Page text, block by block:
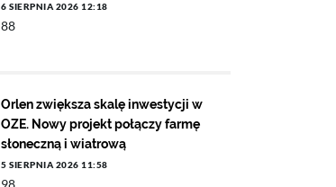
6 SIERPNIA 2026 12:18
88
Orlen zwiększa skalę inwestycji w
OZE. Nowy projekt połączy farmę
słoneczną i wiatrową
5 SIERPNIA 2026 11:58
98